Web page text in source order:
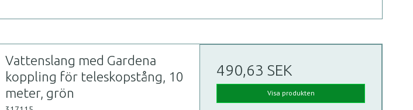
Vattenslang med Gardena
koppling för teleskopstång, 10
meter, grön
490,63 SEK
Visa produkten